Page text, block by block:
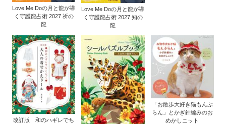
Love Me Doの月と龍が導
く守護龍占術 2027 祈の
龍
Love Me Doの月と龍が導
く守護龍占術 2027 知の
龍
改訂版 和のハギレでち
「お散歩大好き猫もんぶ
らん」とかぎ針編みのお
めかしニット